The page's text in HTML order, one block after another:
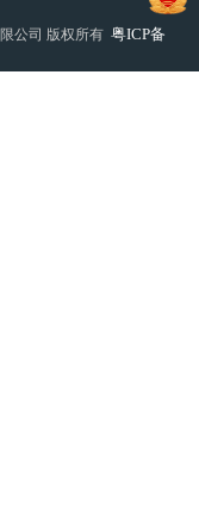
公司 版权所有 粤ICP备